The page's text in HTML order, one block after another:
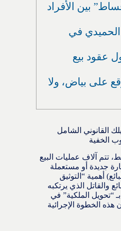
بين الأفراد
في
عقود بيع
على بياض، ولا
القانوني الشامل
الخفية
تتم آلاف عمليات البيع
جديدة أو مستعملة
أهمية “التوثيق
والقاتل الذي يرتكبه
“تحويل الملكية” في
هذه الخطوة الإجرائية